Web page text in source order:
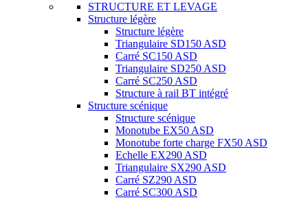
STRUCTURE ET LEVAGE
Structure légère
Structure légère
Triangulaire SD150 ASD
Carré SC150 ASD
Triangulaire SD250 ASD
Carré SC250 ASD
Structure à rail BT intégré
Structure scénique
Structure scénique
Monotube EX50 ASD
Monotube forte charge FX50 ASD
Echelle EX290 ASD
Triangulaire SX290 ASD
Carré SZ290 ASD
Carré SC300 ASD